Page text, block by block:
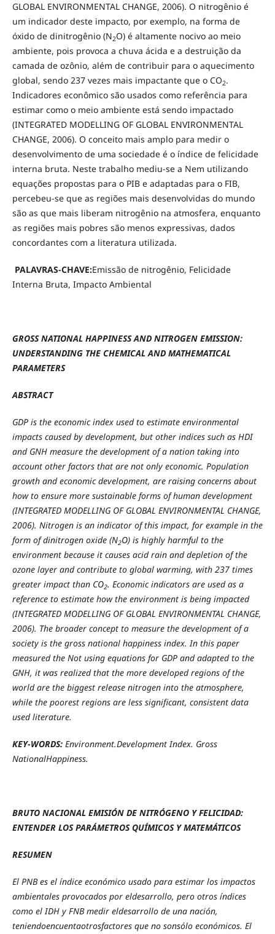
GLOBAL ENVIRONMENTAL CHANGE, 2006). O nitrogênio é
um indicador deste impacto, por exemplo, na forma de
óxido de dinitrogênio (N2O) é altamente nocivo ao meio
ambiente, pois provoca a chuva ácida e a destruição da
camada de ozônio, além de contribuir para o aquecimento
global, sendo 237 vezes mais impactante que o CO2.
Indicadores econômico são usados como referência para
estimar como o meio ambiente está sendo impactado
(INTEGRATED MODELLING OF GLOBAL ENVIRONMENTAL
CHANGE, 2006). O conceito mais amplo para medir o
desenvolvimento de uma sociedade é o índice de felicidade
interna bruta. Neste trabalho mediu-se a Nem utilizando
equações propostas para o PIB e adaptadas para o FIB,
percebeu-se que as regiões mais desenvolvidas do mundo
são as que mais liberam nitrogênio na atmosfera, enquanto
as regiões mais pobres são menos expressivas, dados
concordantes com a literatura utilizada.
PALAVRAS-CHAVE:Emissão de nitrogênio, Felicidade
Interna Bruta, Impacto Ambiental
GROSS NATIONAL HAPPINESS AND NITROGEN EMISSION:
UNDERSTANDING THE CHEMICAL AND MATHEMATICAL
PARAMETERS
ABSTRACT
GDP is the economic index used to estimate environmental
impacts caused by development, but other indices such as HDI
and GNH measure the development of a nation taking into
account other factors that are not only economic. Population
growth and economic development, are raising concerns about
how to ensure more sustainable forms of human development
(INTEGRATED MODELLING OF GLOBAL ENVIRONMENTAL CHANGE,
2006). Nitrogen is an indicator of this impact, for example in the
form of dinitrogen oxide (N2O) is highly harmful to the
environment because it causes acid rain and depletion of the
ozone layer and contribute to global warming, with 237 times
greater impact than CO2. Economic indicators are used as a
reference to estimate how the environment is being impacted
(INTEGRATED MODELLING OF GLOBAL ENVIRONMENTAL CHANGE,
2006). The broader concept to measure the development of a
society is the gross national happiness index. In this paper
measured the Not using equations for GDP and adapted to the
GNH, it was realized that the more developed regions of the
world are the biggest release nitrogen into the atmosphere,
while the poorest regions are less significant, consistent data
used literature.
KEY-WORDS: Environment.Development Index. Gross
NationalHappiness.
BRUTO NACIONAL EMISIÓN DE NITRÓGENO Y FELICIDAD:
ENTENDER LOS PARÁMETROS QUÍMICOS Y MATEMÁTICOS
RESUMEN
El PNB es el índice económico usado para estimar los impactos
ambientales provocados por eldesarrollo, pero otros índices
como el IDH y FNB medir eldesarrollo de una nación,
teniendoencuentaotrosfactores que no sonsólo económicos. El